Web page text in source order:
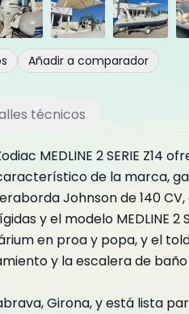
Añadir a comparador
técnicos
MEDLINE 2 SERIE
de la marca,
Johnson de 140
y el modelo MEDLINE
en proa y popa, y el
y la escalera de
Girona, y está lista